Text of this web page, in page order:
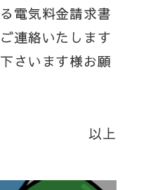
電気料金請求書
連絡いたします
さいます様お願
以上